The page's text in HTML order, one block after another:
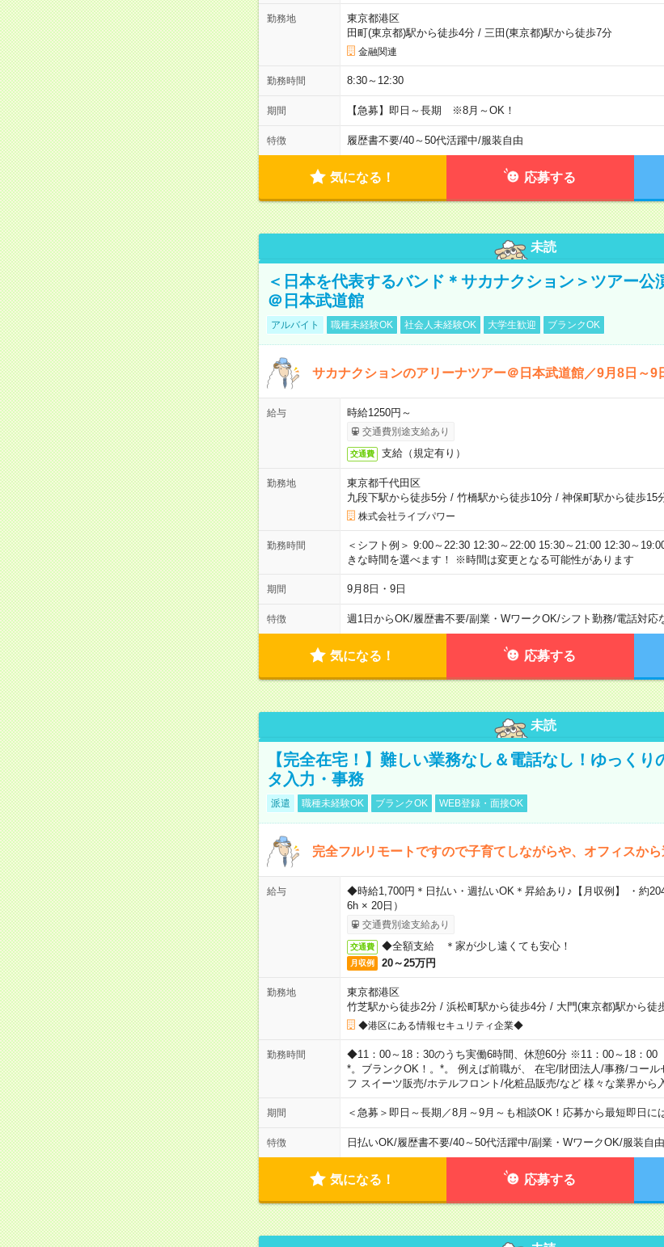
勤務地
東京都港区
田町(東京都)駅から徒歩4分/ 三田(東京都)駅から徒歩7分
金融関連
勤務時間 8:30～12:30
期間 【急募】即日～長期 ※8月～OK！
特徴 履歴書不要/40～50代活躍中/服装自由
気になる！ 応募する
未読
＜日本を代表するバンド＊サカナクション＞ツアー公
＠日本武道館
アルバイト 職種未経験OK 社会人未経験OK 大学生歓迎 ブランクOK
サカナクションのアリーナツアー＠日本武道館／9月8日～9
給与 時給1250円～
交通費別途支給あり
交通費 支給（規定有り）
勤務地
東京都千代田区
九段下駅から徒歩5分/ 竹橋駅から徒歩10分/ 神保町駅から徒歩15
株式会社ライブパワー
勤務時間
＜シフト例＞ 9:00～22:30 12:30～22:00 15:30～21:00 12:30～
きな時間を選べます！ ※時間は変更となる可能性があります
期間 9月8日・9日
特徴 週1日からOK/履歴書不要/副業・WワークOK/シフト勤務/電話対応
気になる！ 応募する
未読
【完全在宅！】難しい業務なし＆電話なし！ゆっくり
タ入力・事務
派遣 職種未経験OK ブランクOK WEB登録・面接OK
完全フルリモートですので子育てしながらや、オフィスから
給与
◆時給1,700円＊日払い・週払いOK＊昇給あり♪【月収例】 ・約
6h × 20日）
交通費別途支給あり
交通費 ◆全額支給 ＊家が少し遠くても安心！
月収例 20～25万円
勤務地
東京都港区
竹芝駅から徒歩2分/ 浜松町駅から徒歩4分/ 大門(東京都)駅から徒
◆港区にある情報セキュリティ企業◆
勤務時間
◆11：00～18：30のうち実働6時間、休憩60分 ※11：00～18：
*。ブランクOK！。*。 例えば前職が、 在宅/財団法人/事務/コー
フ スイーツ販売/ホテルフロント/化粧品販売/など 様々な業界から
期間 ＜急募＞即日～長期／8月～9月～も相談OK！応募から最短即日に
特徴 日払いOK/履歴書不要/40～50代活躍中/副業・WワークOK/服装自由
気になる！ 応募する